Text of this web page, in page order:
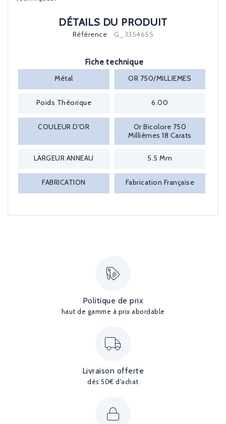
DÉTAILS DU PRODUIT
Référence G_3354655
Fiche technique
Métal
OR 750/MILLIEMES
Poids Théorique 6.00
COULEUR D'OR
Or Bicolore 750
Millièmes 18 Carats
LARGEUR ANNEAU 5.5 Mm
FABRICATION Fabrication Française
Politique de prix
haut de gamme à prix abordable
Livraison offerte
dès 50€ d'achat